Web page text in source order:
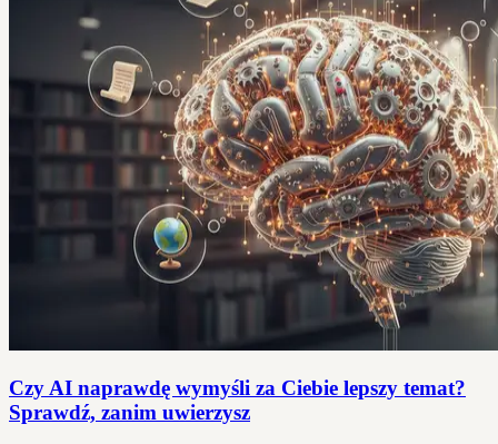
Czy AI naprawdę wymyśli za Ciebie lepszy temat?
Sprawdź, zanim uwierzysz